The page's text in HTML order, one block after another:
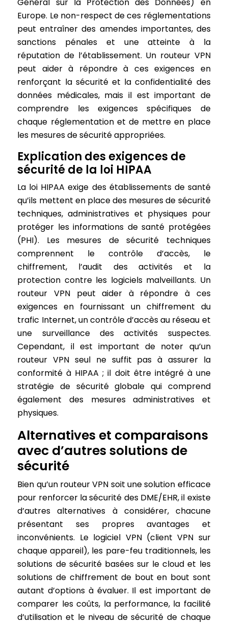
Europe. Le non-respect de ces réglementations
peut entraîner des amendes importantes, des
sanctions pénales et une atteinte à la
réputation de l’établissement. Un routeur VPN
peut aider à répondre à ces exigences en
renforçant la sécurité et la confidentialité des
données médicales, mais il est important de
comprendre les exigences spécifiques de
chaque réglementation et de mettre en place
les mesures de sécurité appropriées.
Explication des exigences de
sécurité de la loi HIPAA
La loi HIPAA exige des établissements de santé
qu’ils mettent en place des mesures de sécurité
techniques, administratives et physiques pour
protéger les informations de santé protégées
(PHI). Les mesures de sécurité techniques
comprennent le contrôle d’accès, le
chiffrement, l’audit des activités et la
protection contre les logiciels malveillants. Un
routeur VPN peut aider à répondre à ces
exigences en fournissant un chiffrement du
trafic Internet, un contrôle d’accès au réseau et
une surveillance des activités suspectes.
Cependant, il est important de noter qu’un
routeur VPN seul ne suffit pas à assurer la
conformité à HIPAA ; il doit être intégré à une
stratégie de sécurité globale qui comprend
également des mesures administratives et
physiques.
Alternatives et comparaisons
avec d’autres solutions de
sécurité
Bien qu’un routeur VPN soit une solution efficace
pour renforcer la sécurité des DME/EHR, il existe
d’autres alternatives à considérer, chacune
présentant ses propres avantages et
inconvénients. Le logiciel VPN (client VPN sur
chaque appareil), les pare-feu traditionnels, les
solutions de sécurité basées sur le cloud et les
solutions de chiffrement de bout en bout sont
autant d’options à évaluer. Il est important de
comparer les coûts, la performance, la facilité
d’utilisation et le niveau de sécurité de chaque